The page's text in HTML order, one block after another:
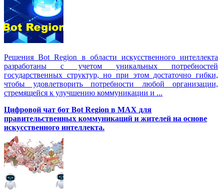
Решения Вot Region в области искусственного интеллекта
разработаны с учетом уникальных потребностей
государственных структур, но при этом достаточно гибки,
чтобы удовлетворить потребности любой организации,
стремящейся к улучшению коммуникации и ...
Цифровой чат бот Вot Region в MAX для
правительственных коммуникаций и жителей на основе
искусственного интеллекта.